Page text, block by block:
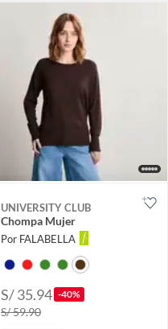
UNIVERSITY CLUB
Chompa Mujer
Por FALABELLA
S/ 35.94 -40%
S/ 59.90